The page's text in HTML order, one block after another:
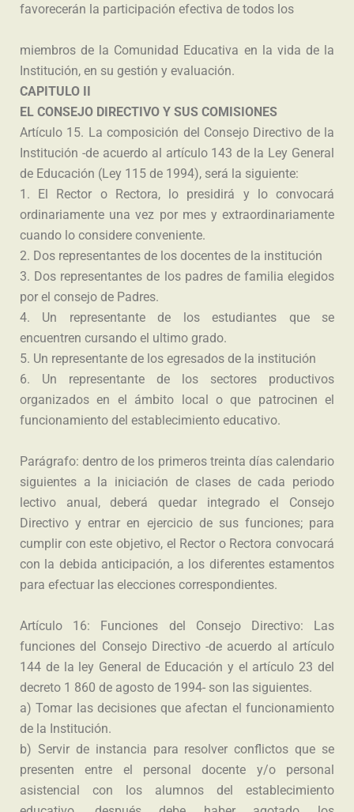
favorecerán la participación efectiva de todos los
miembros de la Comunidad Educativa en la vida de la
Institución, en su gestión y evaluación.
CAPITULO II
EL CONSEJO DIRECTIVO Y SUS COMISIONES
Artículo 15. La composición del Consejo Directivo de la
Institución -de acuerdo al artículo 143 de la Ley General
de Educación (Ley 115 de 1994), será la siguiente:
1. El Rector o Rectora, lo presidirá y lo convocará
ordinariamente una vez por mes y extraordinariamente
cuando lo considere conveniente.
2. Dos representantes de los docentes de la institución
3. Dos representantes de los padres de familia elegidos
por el consejo de Padres.
4. Un representante de los estudiantes que se
encuentren cursando el ultimo grado.
5. Un representante de los egresados de la institución
6. Un representante de los sectores productivos
organizados en el ámbito local o que patrocinen el
funcionamiento del establecimiento educativo.
Parágrafo: dentro de los primeros treinta días calendario
siguientes a la iniciación de clases de cada periodo
lectivo anual, deberá quedar integrado el Consejo
Directivo y entrar en ejercicio de sus funciones; para
cumplir con este objetivo, el Rector o Rectora convocará
con la debida anticipación, a los diferentes estamentos
para efectuar las elecciones correspondientes.
Artículo 16: Funciones del Consejo Directivo: Las
funciones del Consejo Directivo -de acuerdo al artículo
144 de la ley General de Educación y el artículo 23 del
decreto 1 860 de agosto de 1994- son las siguientes.
a) Tomar las decisiones que afectan el funcionamiento
de la Institución.
b) Servir de instancia para resolver conflictos que se
presenten entre el personal docente y/o personal
asistencial con los alumnos del establecimiento